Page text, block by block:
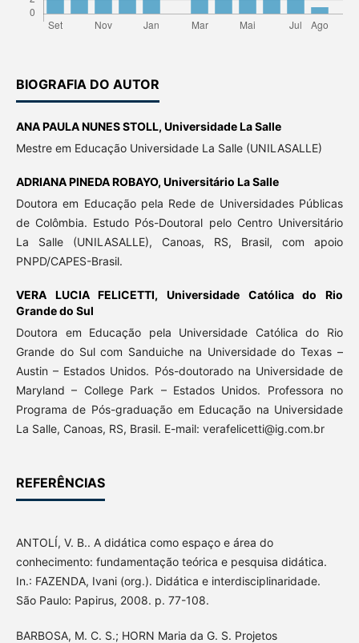
BIOGRAFIA DO AUTOR
ANA PAULA NUNES STOLL, Universidade La Salle
Mestre em Educação Universidade La Salle (UNILASALLE)
ADRIANA PINEDA ROBAYO, Universitário La Salle
Doutora em Educação pela Rede de Universidades Públicas
de Colômbia. Estudo Pós-Doutoral pelo Centro Universitário
La Salle (UNILASALLE), Canoas, RS, Brasil, com apoio
PNPD/CAPES-Brasil.
VERA LUCIA FELICETTI, Universidade Católica do Rio
Grande do Sul
Doutora em Educação pela Universidade Católica do Rio
Grande do Sul com Sanduiche na Universidade do Texas –
Austin – Estados Unidos. Pós-doutorado na Universidade de
Maryland – College Park – Estados Unidos. Professora no
Programa de Pós-graduação em Educação na Universidade
La Salle, Canoas, RS, Brasil. E-mail: verafelicetti@ig.com.br
REFERÊNCIAS
ANTOLÍ, V. B.. A didática como espaço e área do
conhecimento: fundamentação teórica e pesquisa didática.
In.: FAZENDA, Ivani (org.). Didática e interdisciplinaridade.
São Paulo: Papirus, 2008. p. 77-108.
BARBOSA, M. C. S.; HORN Maria da G. S. Projetos